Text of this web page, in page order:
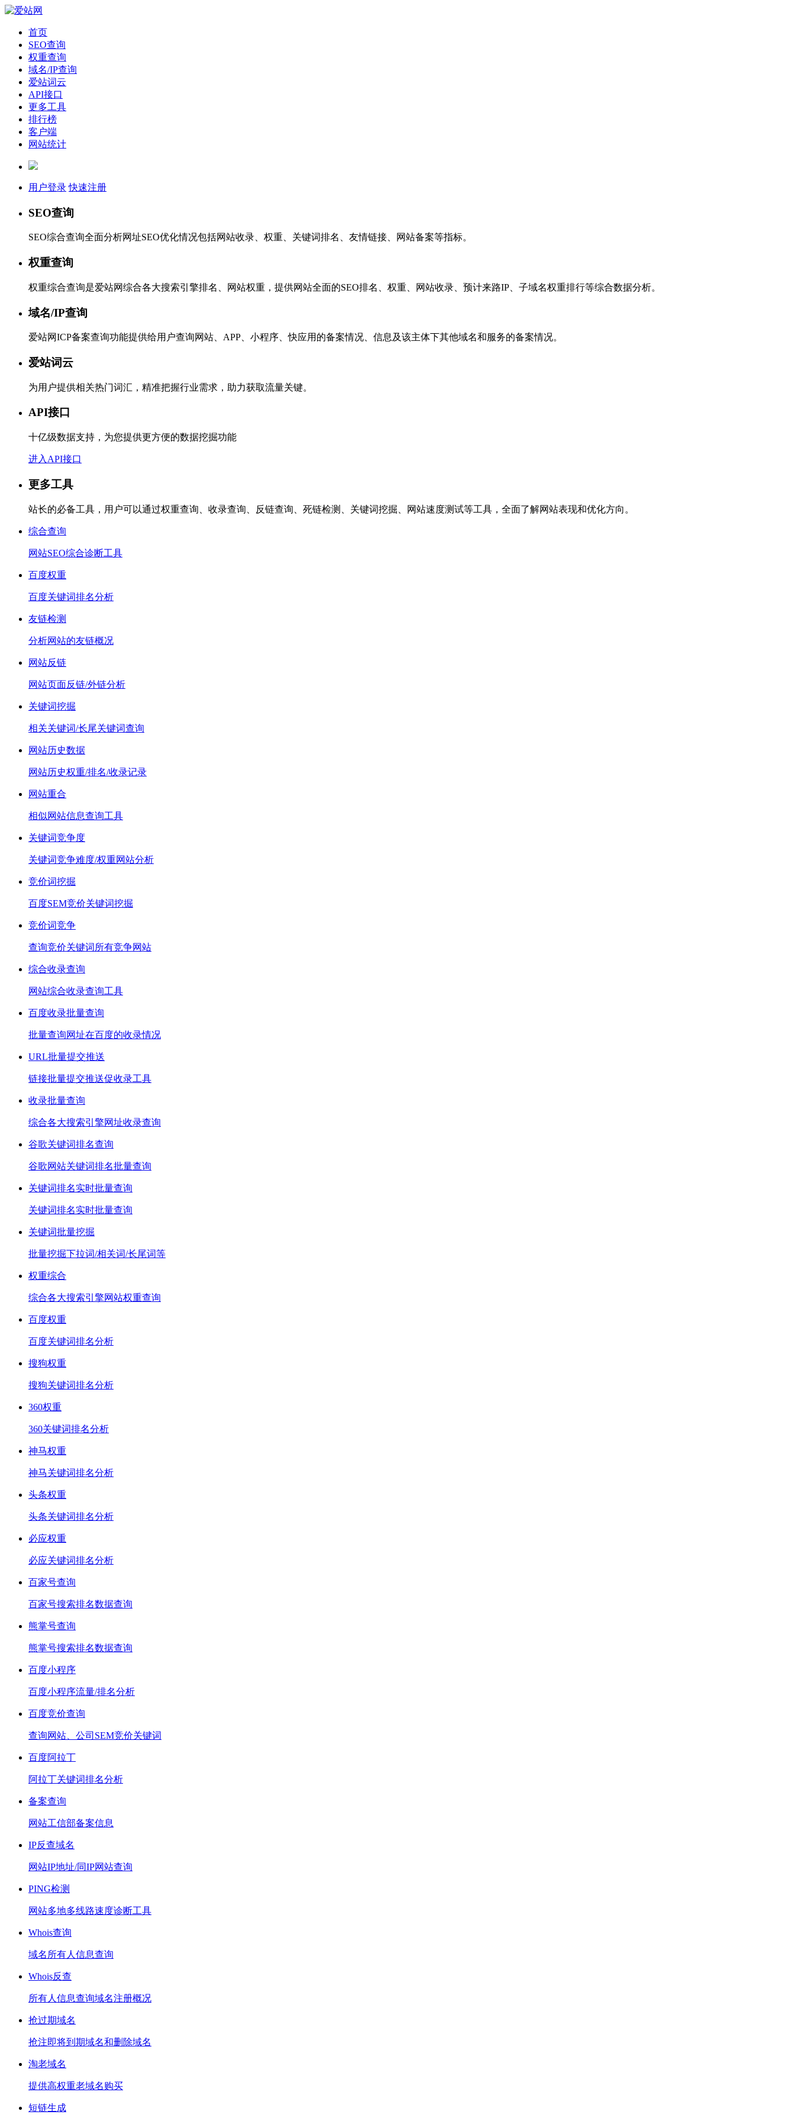
首页
SEO查询
权重查询
域名/IP查询
爱站词云
API接口
更多工具
排行榜
客户端
网站统计
用户登录 快速注册
SEO查询
SEO综合查询全面分析网址SEO优化情况包括网站收录、权重、关键词排名、友情链接、网站备案等指标。
权重查询
权重综合查询是爱站网综合各大搜索引擎排名、网站权重，提供网站全面的SEO排名、权重、网站收录、预计来路IP、子域名权重排行等综合数据分析。
域名/IP查询
爱站网ICP备案查询功能提供给用户查询网站、APP、小程序、快应用的备案情况、信息及该主体下其他域名和服务的备案情况。
爱站词云
为用户提供相关热门词汇，精准把握行业需求，助力获取流量关键。
API接口
十亿级数据支持，为您提供更方便的数据挖掘功能
进入API接口
更多工具
站长的必备工具，用户可以通过权重查询、收录查询、反链查询、死链检测、关键词挖掘、网站速度测试等工具，全面了解网站表现和优化方向。
综合查询
网站SEO综合诊断工具
百度权重
百度关键词排名分析
友链检测
分析网站的友链概况
网站反链
网站页面反链/外链分析
关键词挖掘
相关关键词/长尾关键词查询
网站历史数据
网站历史权重/排名/收录记录
网站重合
相似网站信息查询工具
关键词竞争度
关键词竞争难度/权重网站分析
竞价词挖掘
百度SEM竞价关键词挖掘
竞价词竞争
查询竞价关键词所有竞争网站
综合收录查询
网站综合收录查询工具
百度收录批量查询
批量查询网址在百度的收录情况
URL批量提交推送
链接批量提交推送促收录工具
收录批量查询
综合各大搜索引擎网址收录查询
谷歌关键词排名查询
谷歌网站关键词排名批量查询
关键词排名实时批量查询
关键词排名实时批量查询
关键词批量挖掘
批量挖掘下拉词/相关词/长尾词等
权重综合
综合各大搜索引擎网站权重查询
百度权重
百度关键词排名分析
搜狗权重
搜狗关键词排名分析
360权重
360关键词排名分析
神马权重
神马关键词排名分析
头条权重
头条关键词排名分析
必应权重
必应关键词排名分析
百家号查询
百家号搜索排名数据查询
熊掌号查询
熊掌号搜索排名数据查询
百度小程序
百度小程序流量/排名分析
百度竞价查询
查询网站、公司SEM竞价关键词
百度阿拉丁
阿拉丁关键词排名分析
备案查询
网站工信部备案信息
IP反查域名
网站IP地址/同IP网站查询
PING检测
网站多地多线路速度诊断工具
Whois查询
域名所有人信息查询
Whois反查
所有人信息查询域名注册概况
抢过期域名
抢注即将到期域名和删除域名
淘老域名
提供高权重老域名购买
短链生成